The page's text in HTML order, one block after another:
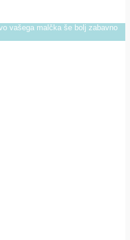
vašega malčka še bolj zabavno